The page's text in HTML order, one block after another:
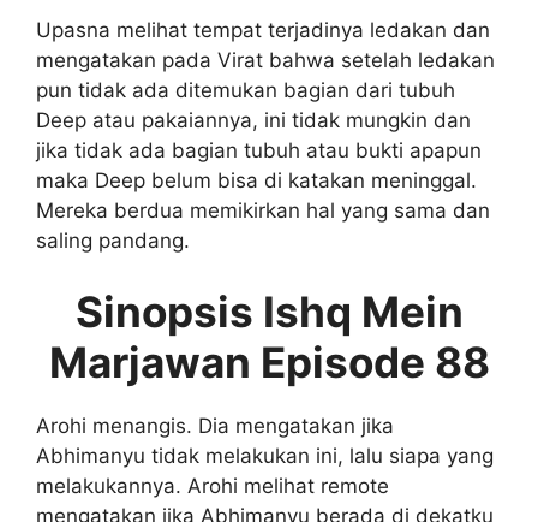
Upasna melihat tempat terjadinya ledakan dan
mengatakan pada Virat bahwa setelah ledakan
pun tidak ada ditemukan bagian dari tubuh
Deep atau pakaiannya, ini tidak mungkin dan
jika tidak ada bagian tubuh atau bukti apapun
maka Deep belum bisa di katakan meninggal.
Mereka berdua memikirkan hal yang sama dan
saling pandang.
Sinopsis Ishq Mein
Marjawan Episode 88
Arohi menangis. Dia mengatakan jika
Abhimanyu tidak melakukan ini, lalu siapa yang
melakukannya. Arohi melihat remote
mengatakan jika Abhimanyu berada di dekatku